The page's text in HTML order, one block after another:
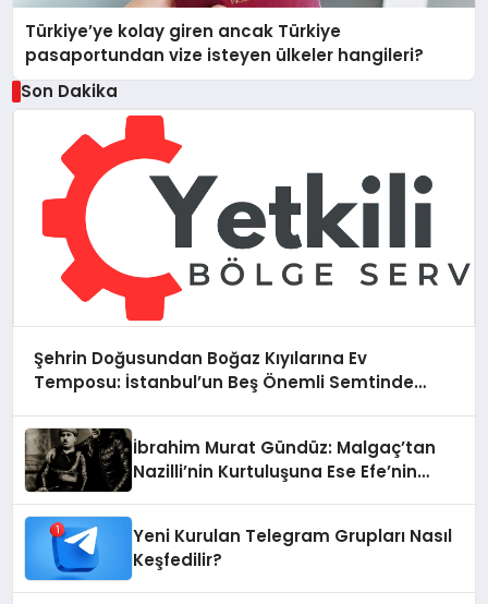
Türkiye’ye kolay giren ancak Türkiye
pasaportundan vize isteyen ülkeler hangileri?
Son Dakika
Şehrin Doğusundan Boğaz Kıyılarına Ev
Temposu: İstanbul’un Beş Önemli Semtinde
İbrahim Murat Gündüz: Malgaç’tan
Nazilli’nin Kurtuluşuna Ese Efe’nin
Yeni Kurulan Telegram Grupları Nasıl
Keşfedilir?